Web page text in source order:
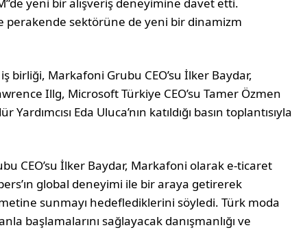
perakende sektörüne de yeni bir dinamizm
birliği, Markafoni Grubu CEO’su İlker Baydar,
Illg, Microsoft Türkiye CEO’su Tamer Özmen
Eda Uluca’nın katıldığı basın toplantısıyla
CEO’su İlker Baydar, Markafoni olarak e-ticaret
global deneyimi ile bir araya getirerek
sunmayı hedeflediklerini söyledi. Türk moda
başlamalarını sağlayacak danışmanlığı ve